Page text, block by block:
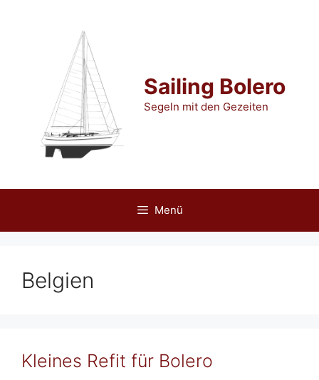
Sailing Bolero
Segeln mit den Gezeiten
Menü
Belgien
Kleines Refit für Bolero